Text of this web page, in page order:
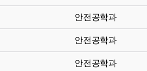
안전공학과
안전공학과
안전공학과